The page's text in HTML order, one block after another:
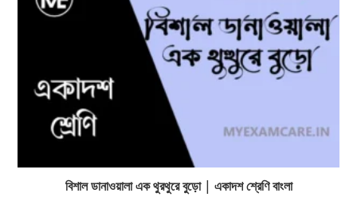
বিশাল ডানাওয়ালা এক থুরথুরে বুড়ো | একাদশ শ্রেণি বাংলা